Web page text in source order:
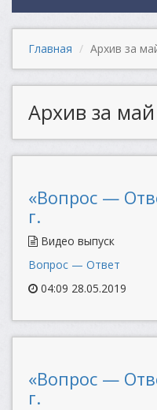
Главная Архив за
Архив за
«Вопрос —
г.
Видео выпуск
Вопрос — Ответ
04:09 28.05.2019
«Вопрос —
г.